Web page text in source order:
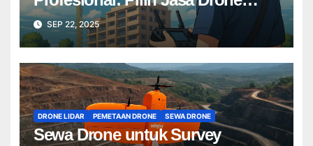
Terbaik untuk Proyek Anda
SEP 22, 2025
DRONE LIDAR PEMETAAN DRONE SEWA DRONE
Sewa Drone untuk Survey